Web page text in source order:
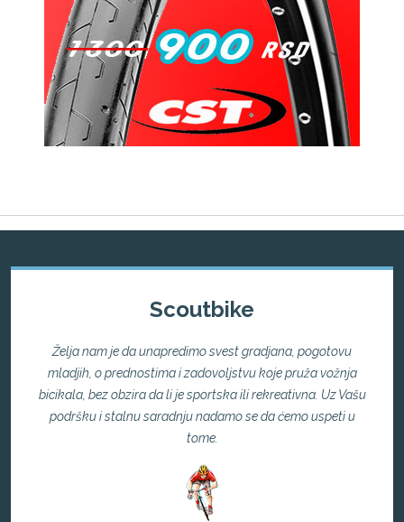
Scoutbike
Želja nam je da unapredimo svest gradjana, pogotovu
mladjih, o prednostima i zadovoljstvu koje pruža vožnja
bicikala, bez obzira da li je sportska ili rekreativna. Uz Vašu
podršku i stalnu saradnju nadamo se da ćemo uspeti u
tome.